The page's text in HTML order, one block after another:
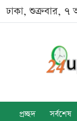
ঢাকা, শুক্রবার,
প্রচ্ছদ সর্বশেষ